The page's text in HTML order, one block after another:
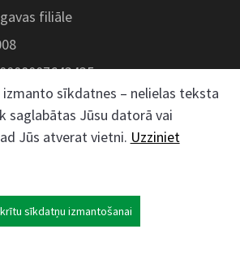
filiāle
iela 1, Zaļenieki, Zaļenieku
novads, LV- 3011, Latvija
sīkdatnes – nelielas teksta
saglabātas Jūsu datorā vai
Jūs atverat vietni. Uzziniet
sīkdatņu izmantošanai